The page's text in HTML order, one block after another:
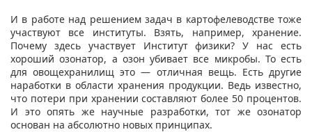
И в работе над решением задач в картофелеводстве тоже
участвуют все институты. Взять, например, хранение.
Почему здесь участвует Институт физики? У нас есть
хороший озонатор, а озон убивает все микробы. То есть
для овощехранилищ это — отличная вещь. Есть другие
наработки в области хранения продукции. Ведь известно,
что потери при хранении составляют более 50 процентов.
И это опять же научные разработки, тот же озонатор
основан на абсолютно новых принципах.